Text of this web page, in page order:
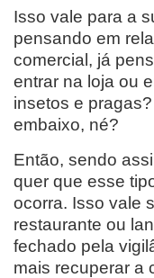
Isso vale para a
pensando em
comercial, já
entrar na loja ou
insetos e
embaixo, né?
Então, sendo
quer que esse
ocorra. Isso vale
restaurante ou
fechado pela
mais recuperar a